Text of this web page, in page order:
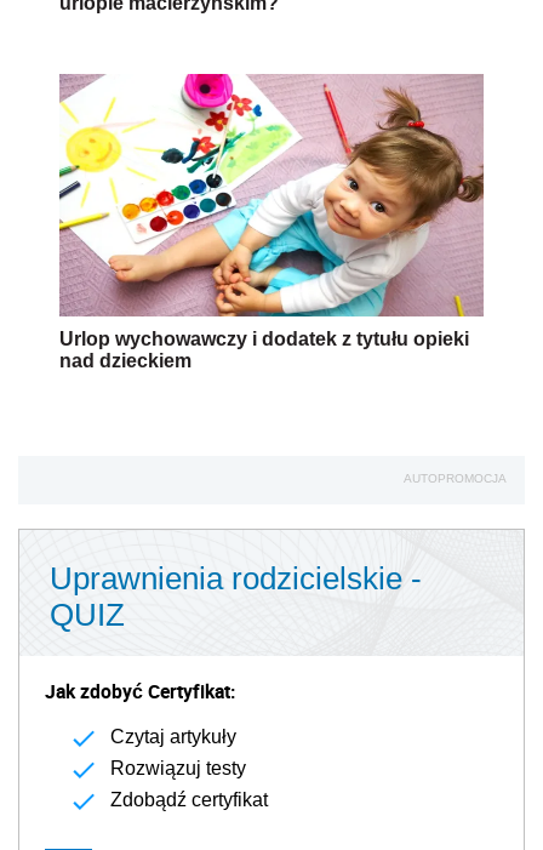
Urlop wychowawczy i dodatek z tytułu opieki
nad dzieckiem
AUTOPROMOCJA
Uprawnienia rodzicielskie -
QUIZ
Jak zdobyć Certyfikat:
Czytaj artykuły
Rozwiązuj testy
Zdobądź certyfikat